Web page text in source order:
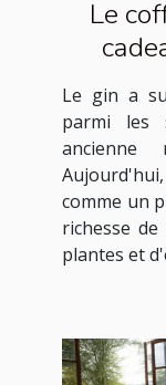
Le
Le gin a
parmi les
ancienne
comme un
richesse
plantes et